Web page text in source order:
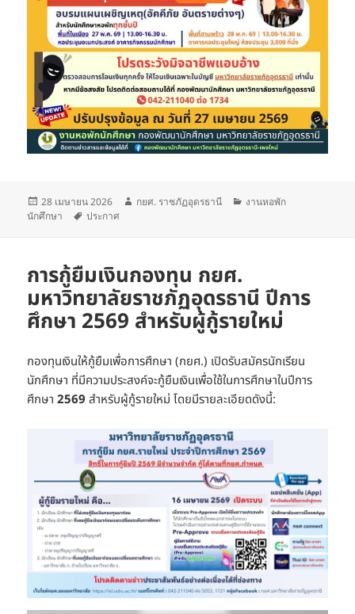
เขียน
เมื่อ
28 เมษายน 2026
ผู้
กยศ. ราชภัฏอุดรธานี
หมวด
งานหอพัก
นักศึกษา
ป้าย
ประกาศ
การกู้ยืมเงินกองทุน กยศ.
มหาวิทยาลัยราชภัฏอุดรธานี ปีการ
ศึกษา 2569 สำหรับผู้กู้รายใหม่
กองทุนเงินให้กู้ยืมเพื่อการศึกษา (กยศ.) เปิดรับสมัครนักเรียน
นักศึกษา ที่มีความประสงค์จะกู้ยืมเงินเพื่อใช้ในการศึกษาในปีการ
ศึกษา2569 สำหรับผู้กู้รายใหม่ โดยมีรายละเอียดดังนี้: